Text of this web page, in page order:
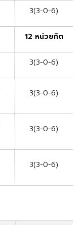
3(3-0-6)
12 หน่วยกิต
3(3-0-6)
3(3-0-6)
3(3-0-6)
3(3-0-6)